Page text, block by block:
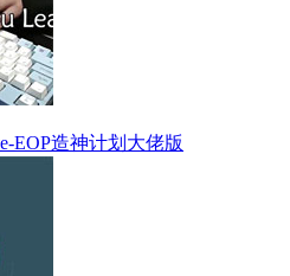
EOP造神计划大佬版